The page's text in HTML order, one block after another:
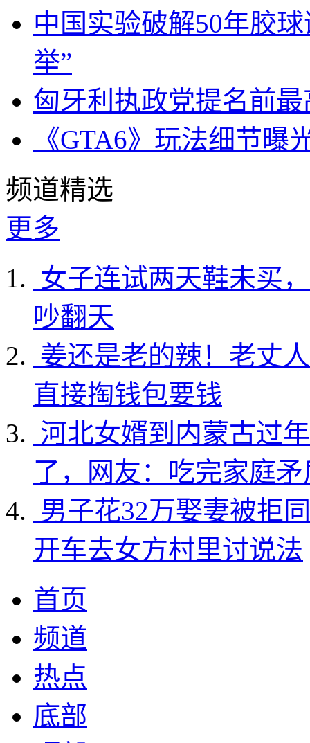
中国实验破解50年胶
举”
匈牙利执政党提名前
《GTA6》玩法细节
频道精选
更多
女子连试两天鞋未买
吵翻天
姜还是老的辣！老丈
直接掏钱包要钱
河北女婿到内蒙古过
了，网友：吃完家庭
男子花32万娶妻被拒
开车去女方村里讨说法
首页
频道
热点
底部